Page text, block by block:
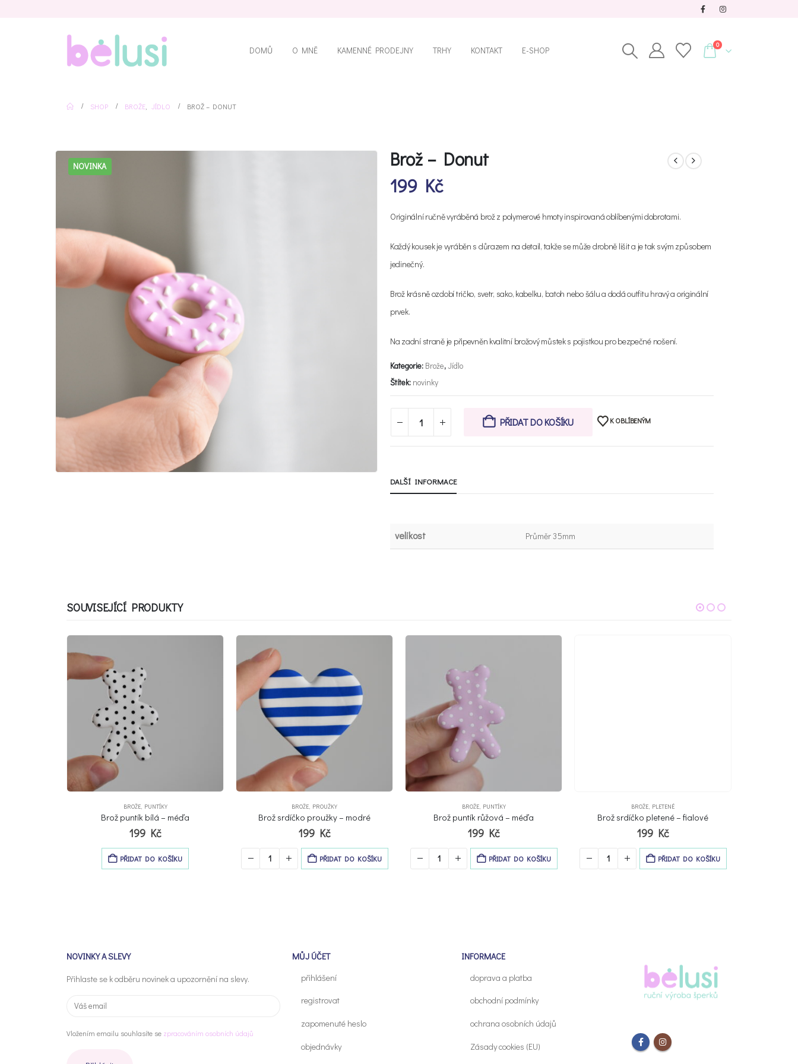
DOMŮ O MNĚ KAMENNÉ PRODEJNY TRHY KONTAKT E-SHOP 0
SHOP BROŽE JÍDLO BROŽ – DONUT
NOVINKA
Brož – Donut
199 Kč
Originální ručně vyráběná brož z polymerové hmoty inspirovaná oblíbenými dobrotami.
Každý kousek je vyráběn s důrazem na detail, takže se může drobně lišit a je tak svým způsobem
jedinečný.
Brož krásně ozdobí tričko, svetr, sako, kabelku, batoh nebo šálu a dodá outfitu hravý a originální
prvek.
Na zadní straně je připevněn kvalitní brožový můstek s pojistkou pro bezpečné nošení.
Kategorie: Brože,Jídlo
Štítek: novinky
PŘIDAT DO KOŠÍKU K OBLÍBENÝM
DALŠÍ INFORMACE
velikost Průměr 35mm
SOUVISEJÍCÍ PRODUKTY
BROŽE, PUNTÍKY
Brož puntík bílá – méďa
199 Kč
PŘIDAT DO KOŠÍKU
BROŽE, PROUŽKY
Brož srdíčko proužky – modré
199 Kč
PŘIDAT DO KOŠÍKU
BROŽE, PUNTÍKY
Brož puntík růžová – méďa
199 Kč
PŘIDAT DO KOŠÍKU
BROŽE, PLETENÉ
Brož srdíčko pletené – fialové
199 Kč
PŘIDAT DO KOŠÍKU
NOVINKY A SLEVY
Přihlaste se k odběru novinek a upozornění na slevy.
Vložením emailu souhlasíte se zpracováním osobních údajů
MŮJ ÚČET
přihlášení
registrovat
zapomenuté heslo
objednávky
INFORMACE
doprava a platba
obchodní podmínky
ochrana osobních údajů
Zásady cookies (EU)